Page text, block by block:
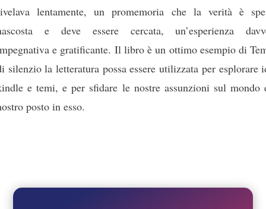
lentamente, un promemoria che la verità è
e deve essere cercata, un’esperienza
e gratificante. Il libro è un ottimo esempio di
silenzio la letteratura possa essere utilizzata per esplorare
e temi, e per sfidare le nostre assunzioni sul mondo
posto in esso.